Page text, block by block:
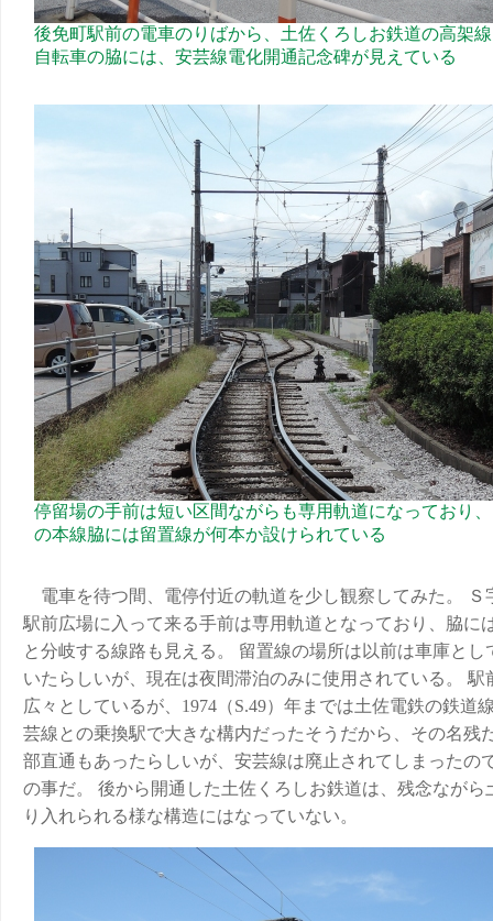
後免町駅前の電車のりばから、土佐くろしお鉄道の高架
自転車の脇には、安芸線電化開通記念碑が見えている
停留場の手前は短い区間ながらも専用軌道になっており
の本線脇には留置線が何本か設けられている
電車を待つ間、電停付近の軌道を少し観察してみた。 Ｓ
駅前広場に入って来る手前は専用軌道となっており、脇に
と分岐する線路も見える。 留置線の場所は以前は車庫とし
いたらしいが、現在は夜間滞泊のみに使用されている。 駅
広々としているが、1974（S.49）年までは土佐電鉄の鉄道
芸線との乗換駅で大きな構内だったそうだから、その名残
部直通もあったらしいが、安芸線は廃止されてしまったの
の事だ。 後から開通した土佐くろしお鉄道は、残念ながら
り入れられる様な構造にはなっていない。